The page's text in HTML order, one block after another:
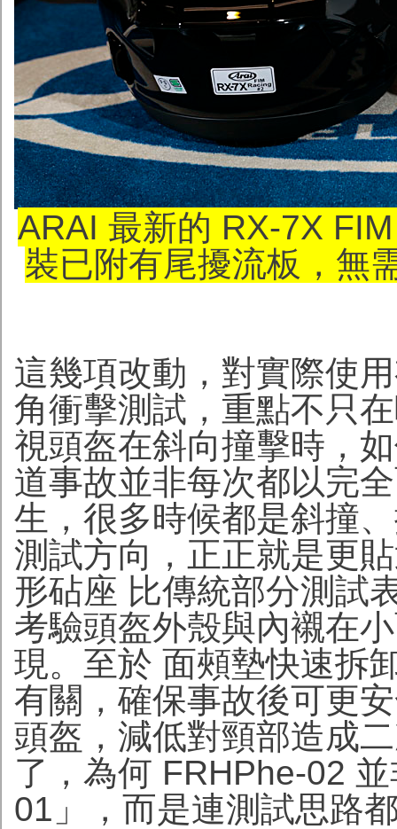
ARAI 最新的 RX-7X
裝已附有尾擾流板，無
這幾項改動，對實際使
角衝擊測試，重點不只
視頭盔在斜向撞擊時，
道事故並非每次都以完
生，很多時候都是斜撞
測試方向，正正就是更
形砧座 比傳統部分測試
考驗頭盔外殼與內襯在
現。至於 面頰墊快速拆
有關，確保事故後可更
頭盔，減低對頸部造成
了，為何 FRHPhe-02
01」，而是連測試思路